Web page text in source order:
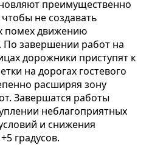
преимущественно
не создавать
помех движению
По завершении работ на
дорожники приступят к
на дорогах гостевого
расширяя зону
Завершатся работы
неблагоприятных
и снижения
градусов.